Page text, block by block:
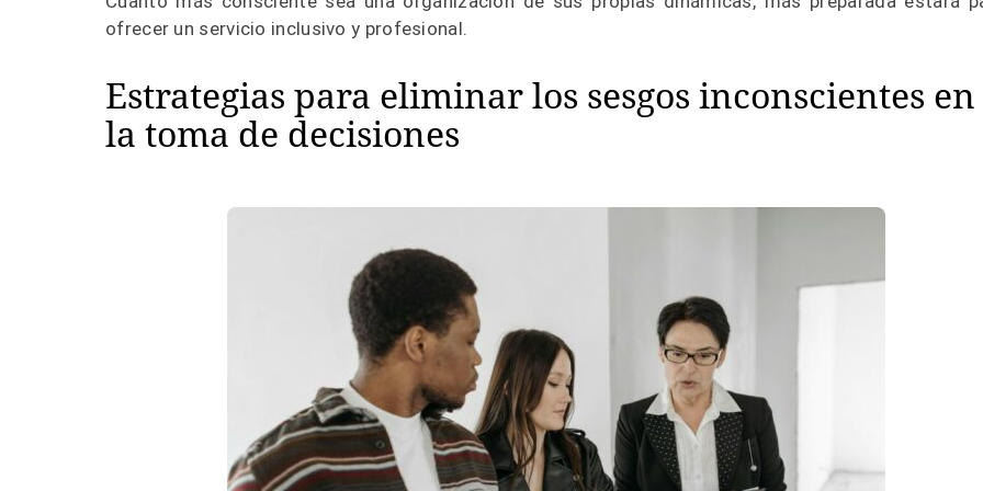
ofrecer un servicio inclusivo y profesional.
Estrategias para eliminar los sesgos inconscientes en
la toma de decisiones